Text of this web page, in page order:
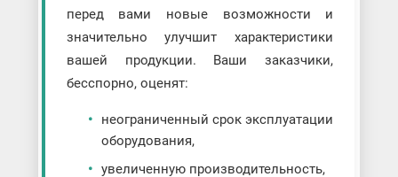
перед вами новые возможности и
значительно улучшит характеристики
вашей продукции. Ваши заказчики,
бесспорно, оценят:
неограниченный срок эксплуатации
оборудования,
увеличенную производительность,